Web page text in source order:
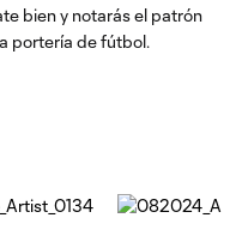
bien y notarás el patrón
portería de fútbol.